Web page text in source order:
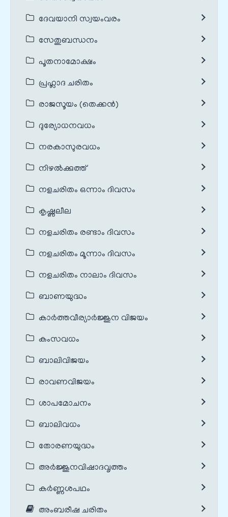
ദേവയാനി സ്വയംവരം
സേതുബന്ധനം
പൂതനാമോക്ഷം
പ്രഹ്ലാദ ചരിതം
രാജസൂയം (തെക്കൻ)
ദുര്യോധനവധം
നരകാസുരവധം
നിഴൽക്കുത്ത്
നളചരിതം ഒന്നാം ദിവസം
കൃഷ്ണലീല
നളചരിതം രണ്ടാം ദിവസം
നളചരിതം മൂന്നാം ദിവസം
നളചരിതം നാലാം ദിവസം
ബാണയുദ്ധം
കാർത്തവീര്യാർജ്ജുന വിജയം
കംസവധം
ബാലിവിജയം
രാവണവിജയം
ശാപമോചനം
ബാലിവധം
തോരണയുദ്ധം
അർജ്ജുനവിഷാദവൃത്തം
കർണ്ണശപഥം
അംബരീഷ ചരിതം